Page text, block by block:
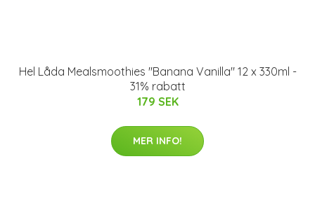
Hel Låda Mealsmoothies "Banana Vanilla" 12 x 330ml -
31% rabatt
179 SEK
MER INFO!